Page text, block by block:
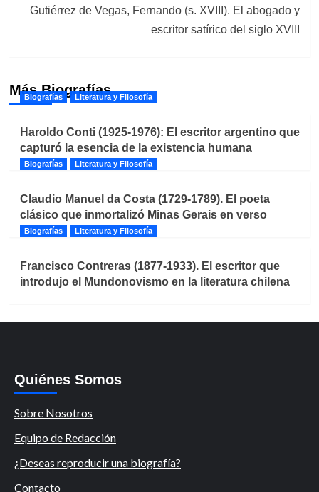
Gutiérrez de Vegas, Fernando (s. XVIII). El abogado y
escritor satírico del siglo XVIII
Más Biografías
Biografías Literatura y Filosofía
Haroldo Conti (1925-1976): El escritor argentino que
capturó la esencia de la existencia humana
Biografías Literatura y Filosofía
Claudio Manuel da Costa (1729-1789). El poeta
clásico que inmortalizó Minas Gerais en verso
Biografías Literatura y Filosofía
Francisco Contreras (1877-1933). El escritor que
introdujo el Mundonovismo en la literatura chilena
Quiénes Somos
Sobre Nosotros
Equipo de Redacción
¿Deseas reproducir una biografía?
Contacto